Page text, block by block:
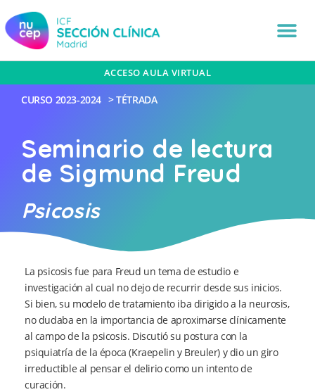
ACCESO AULA VIRTUAL
CURSO 2023-2024 >TÉTRADA
Seminario de lectura
de Sigmund Freud
Psicosis
La psicosis fue para Freud un tema de estudio e
investigación al cual no dejo de recurrir desde sus inicios.
Si bien, su modelo de tratamiento iba dirigido a la neurosis,
no dudaba en la importancia de aproximarse clínicamente
al campo de la psicosis. Discutió su postura con la
psiquiatría de la época (Kraepelin y Breuler) y dio un giro
irreductible al pensar el delirio como un intento de
curación.